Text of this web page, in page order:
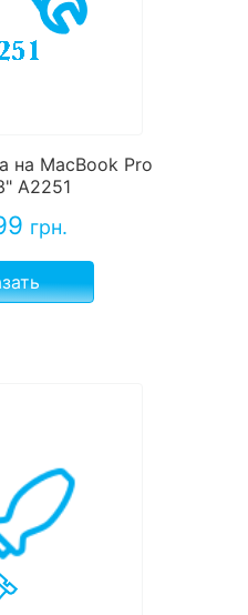
на MacBook Pro
A2251
грн.